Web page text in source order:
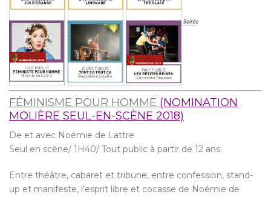
FÉMINISME POUR HOMME (NOMINATION
MOLIÈRE SEUL-EN-SCÈNE 2018)
De et avec Noémie de Lattre
Seul en scène/ 1H40/ Tout public à partir de 12 ans.
Entre théâtre, cabaret et tribune, entre confession, stand-
up et manifeste, l’esprit libre et cocasse de Noémie de